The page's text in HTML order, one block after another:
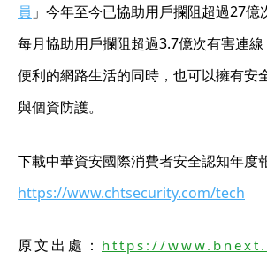
員 」今年至今已協助用戶攔阻超過27億
每月協助用戶攔阻超過3.7億次有害連
便利的網路生活的同時，也可以擁有安
與個資防護。
下載中華資安國際消費者安全認知年度
https://www.chtsecurity.com/tech
原文出處： https://